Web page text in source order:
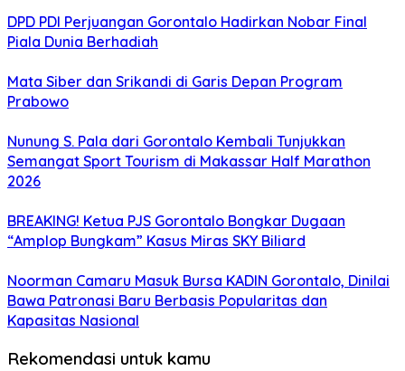
DPD PDI Perjuangan Gorontalo Hadirkan Nobar Final
Piala Dunia Berhadiah
Mata Siber dan Srikandi di Garis Depan Program
Prabowo
Nunung S. Pala dari Gorontalo Kembali Tunjukkan
Semangat Sport Tourism di Makassar Half Marathon
2026
BREAKING! Ketua PJS Gorontalo Bongkar Dugaan
“Amplop Bungkam” Kasus Miras SKY Biliard
Noorman Camaru Masuk Bursa KADIN Gorontalo, Dinilai
Bawa Patronasi Baru Berbasis Popularitas dan
Kapasitas Nasional
Rekomendasi untuk kamu